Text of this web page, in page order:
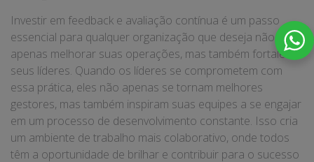
Investir em feedback e avaliação contínua é um passo
essencial para qualquer organização que deseja não
apenas melhorar suas operações, mas também fortalecer
seus líderes. Quando os líderes se comprometem com
essa prática, eles não apenas se tornam melhores
gestores, mas também inspiram suas equipes a se engajar
em um processo de desenvolvimento constante. Isso cria
um ambiente de trabalho mais colaborativo, onde todos
têm a oportunidade de brilhar e contribuir para o sucesso